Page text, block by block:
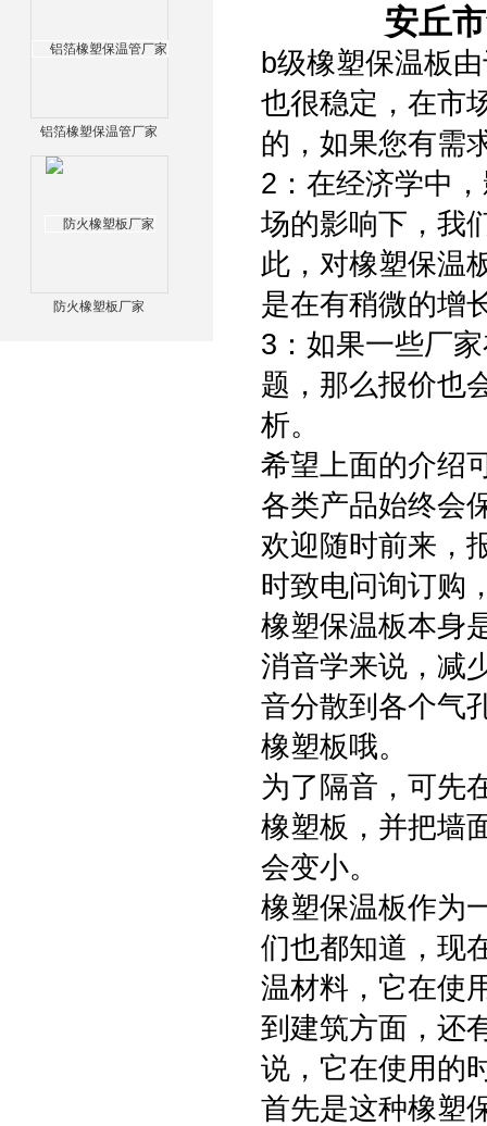
铝箔橡塑保温管厂家
防火橡塑板厂家
安丘
b级橡塑保温板
也很稳定，在市
的，如果您有需
2：在经济学中
场的影响下，我
此，对橡塑保温
是在有稍微的增
3：如果一些厂
题，那么报价也
析。
希望上面的介绍
各类产品始终会
欢迎随时前来，
时致电问询订购
橡塑保温板本身
消音学来说，减
音分散到各个气
橡塑板哦。
为了隔音，可先
橡塑板，并把墙
会变小。
橡塑保温板作为
们也都知道，现
温材料，它在使
到建筑方面，还
说，它在使用的
首先是这种橡塑